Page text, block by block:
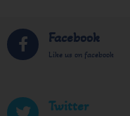
Facebook
Like us on facebook
Twitter